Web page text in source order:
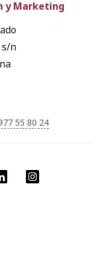
LinkedIn
y Marketing
s/n
55 80 24